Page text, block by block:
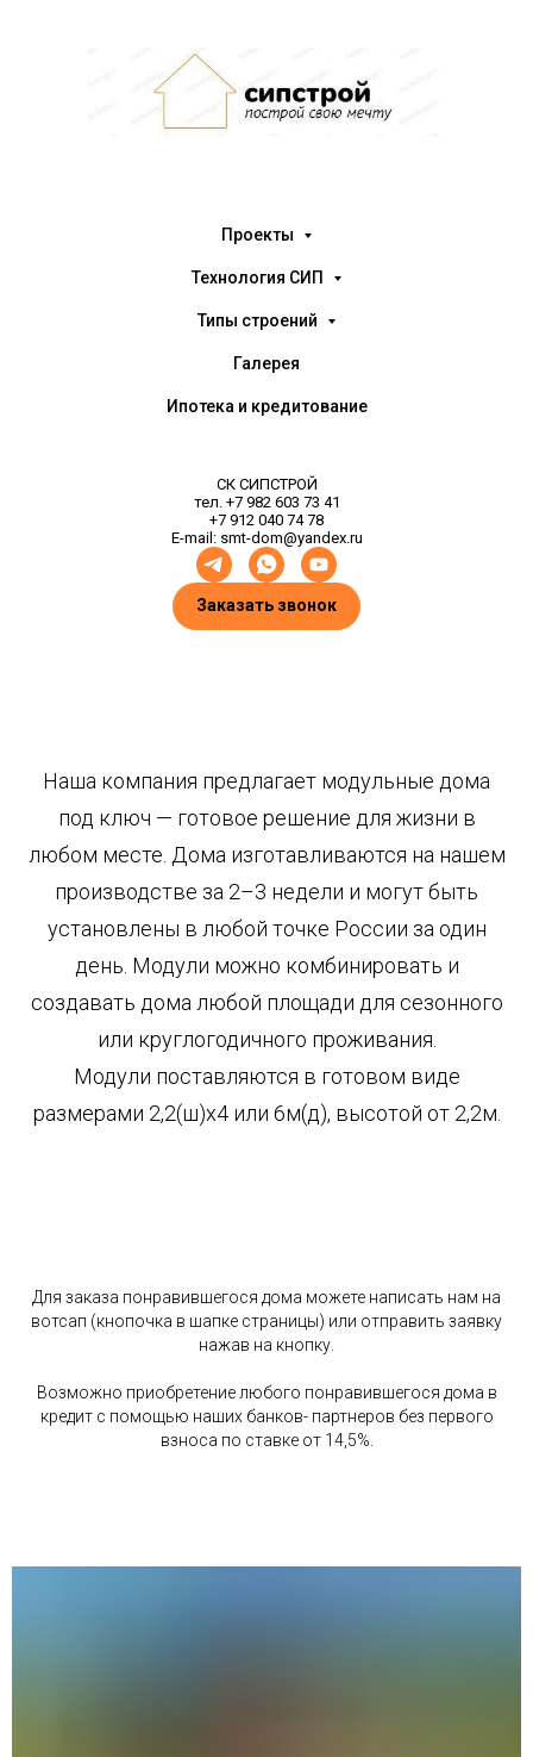
Проекты
Технология СИП
Типы строений
Галерея
Ипотека и кредитование
СК СИПСТРОЙ
тел. +7 982 603 73 41
+7 912 040 74 78
E-mail: smt-dom@yandex.ru
Заказать звонок
Наша компания предлагает модульные дома
под ключ — готовое решение для жизни в
любом месте. Дома изготавливаются на нашем
производстве за 2–3 недели и могут быть
установлены в любой точке России за один
день. Модули можно комбинировать и
создавать дома любой площади для сезонного
или круглогодичного проживания.
Модули поставляются в готовом виде
размерами 2,2(ш)х4 или 6м(д), высотой от 2,2м.
Для заказа понравившегося дома можете написать нам на
вотсап (кнопочка в шапке страницы) или отправить заявку
нажав на кнопку.
Возможно приобретение любого понравившегося дома в
кредит с помощью наших банков- партнеров без первого
взноса по ставке от 14,5%.